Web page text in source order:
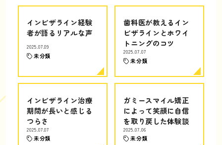
インビザライン経験
者が語るリアルな声
2025.07.09
未分類
歯科医が教えるイン
ビザラインとホワイ
トニングのコツ
2025.07.07
未分類
インビザライン治療
期間が長いと感じる
つらさ
2025.07.07
未分類
ガミースマイル矯正
によって笑顔に自信
を取り戻した体験談
2025.07.06
未分類